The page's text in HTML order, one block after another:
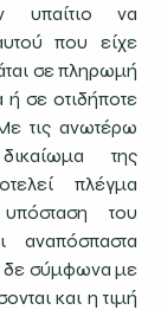
υπαίτιο να
που είχε
σε πληρωμή
σε οτιδήποτε
τις ανωτέρω
της
πλέγμα
του
δε σύμφωνα με
και η τιμή